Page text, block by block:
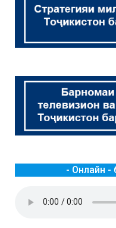
- Онлайн -